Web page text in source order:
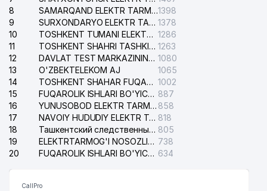
8
SAMARQAND ELEKTR TARMOQLARI AJ1398
9
SURXONDARYO ELEKTR TARMOQLARI AJ 1378
10
TOSHKENT TUMANI ELEKTR TARMOG'I AVARIYA XIZMATI 1286
11
TOSHKENT SHAHRI TASHKILOT TELEFONLARI HAQIDA MA'LUMOT BYUROSI 1263
12
DAVLAT TEST MARKAZINING ISHONCH TELEFONLARI 1080
13
O'ZBEKTELEKOM AJ
1065
14
TOSHKENT SHAHAR FUQAROLIK ISHLARI BO'YICHA SUDI 1002
15
FUQAROLIK ISHLARI BO'YICHA YAKKASAROY TUMANLARARO SUDI 887
16
YUNUSOBOD ELEKTR TARMOG'I NOSOZLIKLARI XIZMATI 858
17
NAVOIY HUDUDIY ELEKTR TARMOQLARI KORXONASI AJ 818
18
Ташкентский следственный изолятор 805
19
ELEKTRTARMOG'I NOSOZLIKLARINI TO'ZATISH SERGELI XIZMATI 738
20
FUQAROLIK ISHLARI BO'YICHA UCH-TEPA TUMANI SUDI 634
CallPro